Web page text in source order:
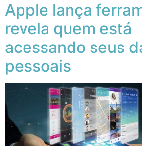
Apple lança
revela quem está
acessando seus
pessoais